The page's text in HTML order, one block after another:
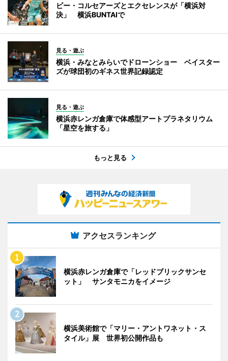
ビー・コルセアーズとエクセレンスが「横浜対
決」 横浜BUNTAIで
見る・遊ぶ
横浜・みなとみらいでドローンショー ベイスター
ズが球団初のギネス世界記録認定
見る・遊ぶ
横浜赤レンガ倉庫で体感型アートプラネタリウム
「星空を旅する」
もっと見る
アクセスランキング
横浜赤レンガ倉庫で「レッドブリックサンセ
ット」 サンタモニカをイメージ
横浜美術館で「マリー・アントワネット・ス
タイル」展 世界初公開作品も